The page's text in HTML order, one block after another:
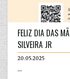
FELIZ DIA DAS
SILVEIRA JR
20.05.2025
...